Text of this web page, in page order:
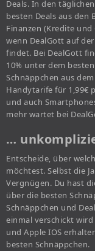
Deals. In den
besten Deals aus den
Finanzen (Kredite
wenn DealGott auf
findet. Bei DealGott
10% unter dem
Schnäppchen aus
Handytarife für 1,99€
und auch
mehr wartet bei
…
Entscheide, über
möchtest. Selbst die
Vergnügen. Du hast
über die besten
Schnäppchen und
einmal verschickt
und Apple IOS
besten Schnäppchen.